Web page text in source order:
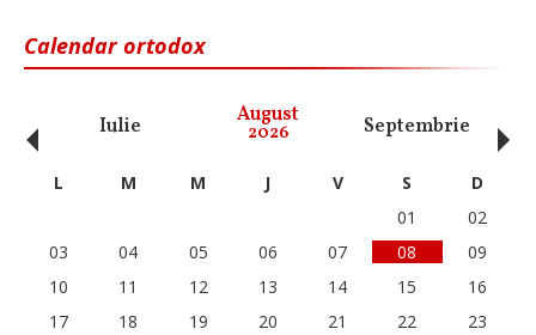
Calendar ortodox
Iulie August
2026 Septembrie
‹ L M M J V S
D
01
02
03
04 05 06 07 08
09
10
11 12 13 14 15
16
17
18 19 20 21 22
23